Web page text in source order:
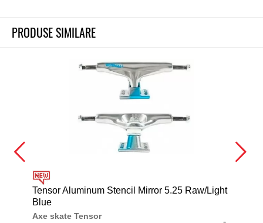
PRODUSE SIMILARE
Tensor Aluminum Stencil Mirror 5.25 Raw/Light
Blue
Axe skate Tensor